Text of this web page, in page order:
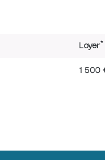
Loyer*
1 500